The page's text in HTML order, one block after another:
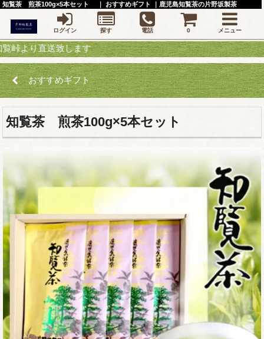
直送致します
おすすめギフト
知覧茶 煎茶100g×5本セット
知覧茶 煎茶100g×5本セット ｜ おすすめギフト ｜鹿児島知覧茶の片野坂製茶
ログイン 探す 電話 0 メニュー